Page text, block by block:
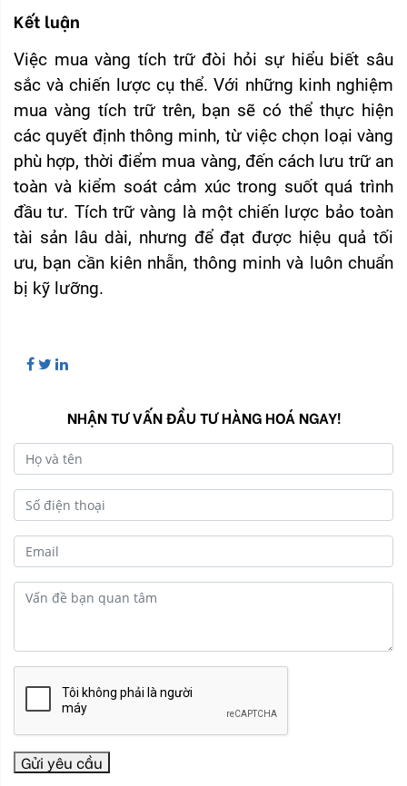
Kết luận
Việc mua vàng tích trữ đòi hỏi sự hiểu biết sâu
sắc và chiến lược cụ thể. Với những kinh nghiệm
mua vàng tích trữ trên, bạn sẽ có thể thực hiện
các quyết định thông minh, từ việc chọn loại vàng
phù hợp, thời điểm mua vàng, đến cách lưu trữ an
toàn và kiểm soát cảm xúc trong suốt quá trình
đầu tư. Tích trữ vàng là một chiến lược bảo toàn
tài sản lâu dài, nhưng để đạt được hiệu quả tối
ưu, bạn cần kiên nhẫn, thông minh và luôn chuẩn
bị kỹ lưỡng.
NHẬN TƯ VẤN ĐẦU TƯ HÀNG HOÁ NGAY!
Gửi yêu cầu